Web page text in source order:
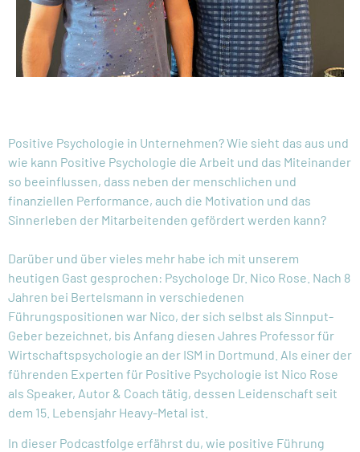
Positive Psychologie in Unternehmen? Wie sieht das aus und
wie kann Positive Psychologie die Arbeit und das Miteinander
so beeinflussen, dass neben der menschlichen und
finanziellen Performance, auch die Motivation und das
Sinnerleben der Mitarbeitenden gefördert werden kann?
Darüber und über vieles mehr habe ich mit unserem
heutigen Gast gesprochen: Psychologe Dr. Nico Rose. Nach 8
Jahren bei Bertelsmann in verschiedenen
Führungspositionen war Nico, der sich selbst als Sinnput-
Geber bezeichnet, bis Anfang diesen Jahres Professor für
Wirtschaftspsychologie an der ISM in Dortmund. Als einer der
führenden Experten für Positive Psychologie ist Nico Rose
als Speaker, Autor & Coach tätig, dessen Leidenschaft seit
dem 15. Lebensjahr Heavy-Metal ist.
In dieser Podcastfolge erfährst du, wie positive Führung